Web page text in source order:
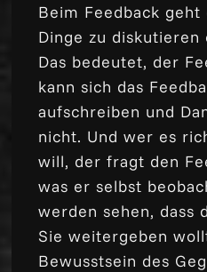
Beim Feedback
Dinge zu
Das bedeutet, der
kann sich das
aufschreiben und
nicht. Und wer es
will, der fragt den
was er selbst
werden sehen, dass
Sie weitergeben
Bewusstsein des